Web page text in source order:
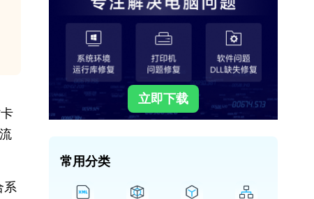
系
立即下载
常用分类